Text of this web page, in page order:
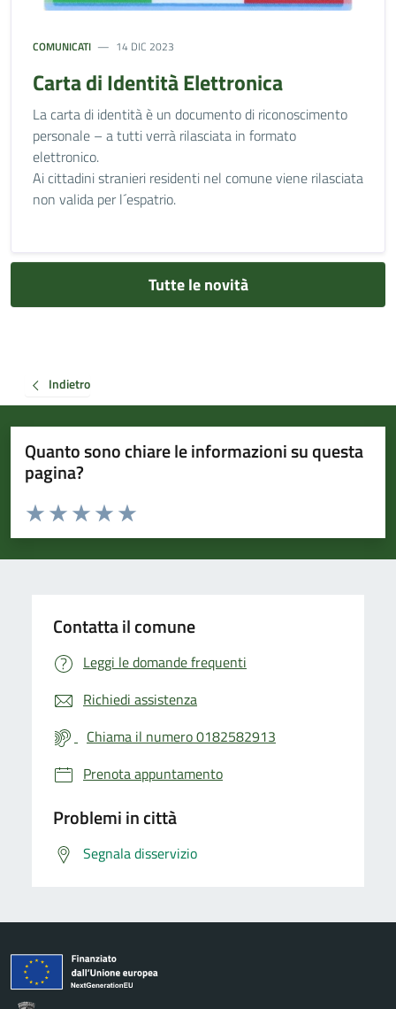
COMUNICATI 14 DIC 2023
Carta di Identità Elettronica
La carta di identità è un documento di riconoscimento
personale – a tutti verrà rilasciata in formato
elettronico.
Ai cittadini stranieri residenti nel comune viene rilasciata
non valida per l´espatrio.
Tutte le novità
Indietro
Quanto sono chiare le informazioni su questa
pagina?
Valuta da 1 a 5 stelle la pagina
Valuta 5 stelle su 5
Valuta 4 stelle su 5
Valuta 3 stelle su 5
Valuta 2 stelle su 5
Valuta 1 stelle su 5
Contatta il comune
Leggi le domande frequenti
Richiedi assistenza
Chiama il numero 0182582913
Prenota appuntamento
Problemi in città
Segnala disservizio